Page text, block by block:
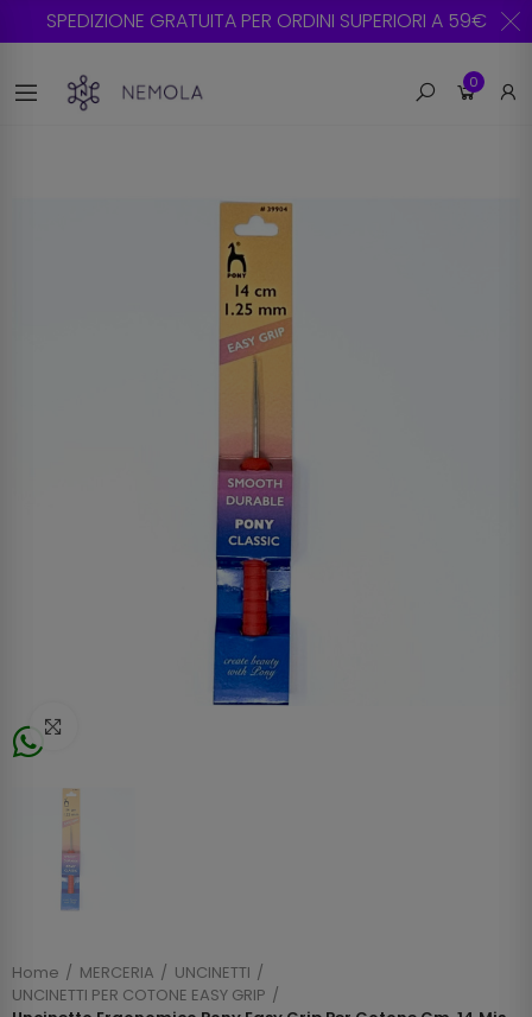
SPEDIZIONE GRATUITA PER ORDINI SUPERIORI A 59€
0
Home MERCERIA
UNCINETTI
UNCINETTI PER COTONE EASY GRIP